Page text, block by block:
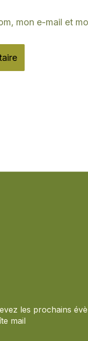
mon e-mail et
les prochains
mail